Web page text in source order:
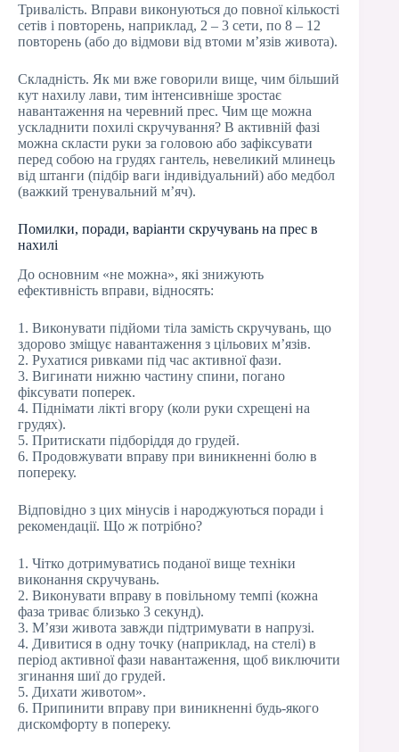
Тривалість. Вправи виконуються до повної кількості
сетів і повторень, наприклад, 2 – 3 сети, по 8 – 12
повторень (або до відмови від втоми м’язів живота).
Складність. Як ми вже говорили вище, чим більший
кут нахилу лави, тим інтенсивніше зростає
навантаження на черевний прес. Чим ще можна
ускладнити похилі скручування? В активній фазі
можна скласти руки за головою або зафіксувати
перед собою на грудях гантель, невеликий млинець
від штанги (підбір ваги індивідуальний) або медбол
(важкий тренувальний м’яч).
Помилки, поради, варіанти скручувань на прес в
нахилі
До основним «не можна», які знижують
ефективність вправи, відносять:
1. Виконувати підйоми тіла замість скручувань, що
здорово зміщує навантаження з цільових м’язів.
2. Рухатися ривками під час активної фази.
3. Вигинати нижню частину спини, погано
фіксувати поперек.
4. Піднімати лікті вгору (коли руки схрещені на
грудях).
5. Притискати підборіддя до грудей.
6. Продовжувати вправу при виникненні болю в
попереку.
Відповідно з цих мінусів і народжуються поради і
рекомендації. Що ж потрібно?
1. Чітко дотримуватись поданої вище техніки
виконання скручувань.
2. Виконувати вправу в повільному темпі (кожна
фаза триває близько 3 секунд).
3. М’язи живота завжди підтримувати в напрузі.
4. Дивитися в одну точку (наприклад, на стелі) в
період активної фази навантаження, щоб виключити
згинання шиї до грудей.
5. Дихати животом».
6. Припинити вправу при виникненні будь-якого
дискомфорту в попереку.